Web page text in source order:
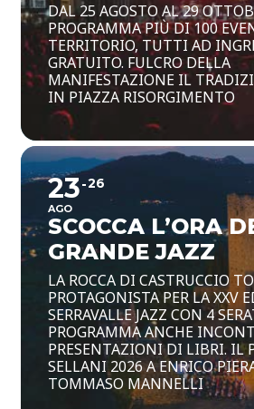
DAL 25 AGOSTO AL 29
PROGRAMMA PIÙ DI 100
TERRITORIO, TUTTI AD
GRATUITO. FULCRO DELLA
MANIFESTAZIONE IL
IN PIAZZA RISORGIMENTO
23
AGO
26
SCOCCA L’ORA
GRANDE JAZZ
LA ROCCA DI CASTRUCCIO
PROTAGONISTA PER LA XXV
SERRAVALLE JAZZ CON 4
PROGRAMMA ANCHE
PRESENTAZIONI DI LIBRI. IL
SELLANI 2026 A ENRICO
TOMMASO MANNELLI